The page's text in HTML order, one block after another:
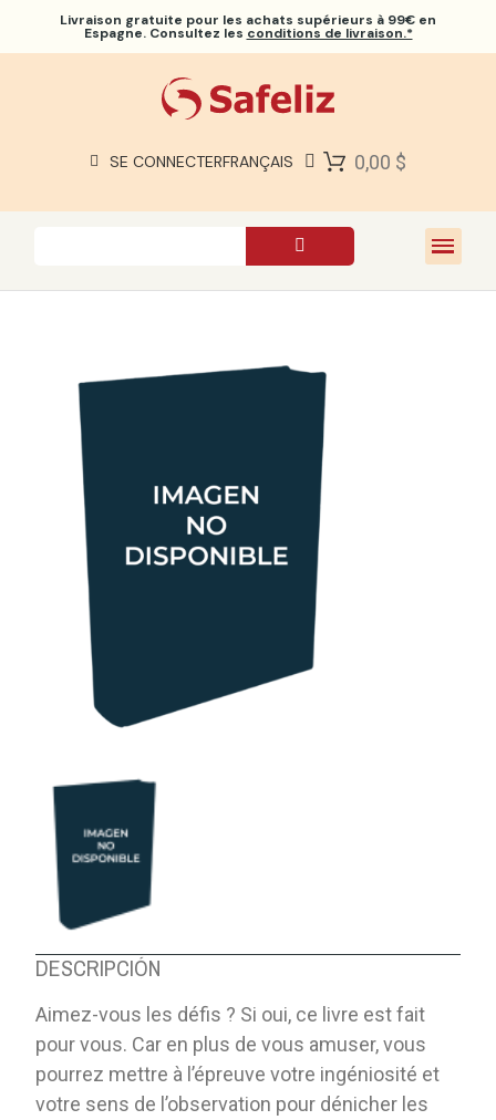
Livraison gratuite pour les achats supérieurs à 99€ en
Espagne. Consultez les conditions de livraison.*
SE CONNECTERFRANÇAIS 0,00 $
À PROPOS DE NOUS
DESCRIPCIÓN
Aimez-vous les défis ? Si oui, ce livre est fait
pour vous. Car en plus de vous amuser, vous
pourrez mettre à l’épreuve votre ingéniosité et
votre sens de l’observation pour dénicher les